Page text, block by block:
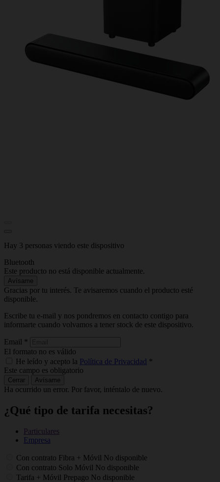
Hay 3 personas viendo este dispositivo
Bluetooth
Este producto no está disponible actualmente.
Avísame
Gracias por tu interés. Te avisaremos cuando el producto esté
disponible.
Escribe tu e-mail y nos pondremos en contacto contigo para
informarte cuando volvamos a tener stock de este dispositivo.
Email *
El formato no es válido
He leído y acepto la Política de Privacidad *
Este campo es obligatorio
Cerrar Avísame
Ha ocurrido un error. Por favor, inténtalo de nuevo.
¿Qué tipo de tarifa necesitas?
Particulares
Empresa
Con contrato Fibra + Móvil No disponible
Con contrato Solo Móvil No disponible
Tarifa + Móvil Prepago No disponible